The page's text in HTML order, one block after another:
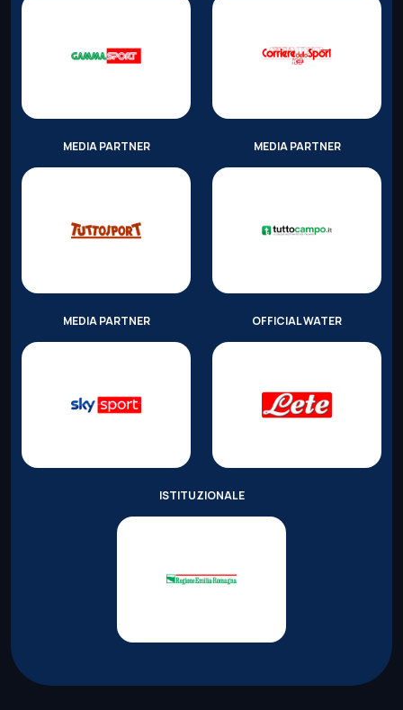
MEDIA PARTNER MEDIA PARTNER
MEDIA PARTNER OFFICIAL WATER
ISTITUZIONALE